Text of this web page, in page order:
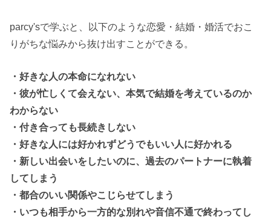
parcy'sで学ぶと、以下のような恋愛・結婚・婚活でおこ
りがちな悩みから抜け出すことができる。
・好きな人の本命になれない
・彼が忙しくて会えない、本気で結婚を考えているのか
わからない
・付き合っても長続きしない
・好きな人には好かれずどうでもいい人に好かれる
・新しい出会いをしたいのに、過去のパートナーに執着
してしまう
・都合のいい関係やこじらせてしまう
・いつも相手から一方的な別れや音信不通で終わってし